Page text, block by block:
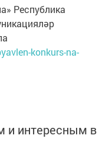
Республика
konkurs-na-
и интересным в